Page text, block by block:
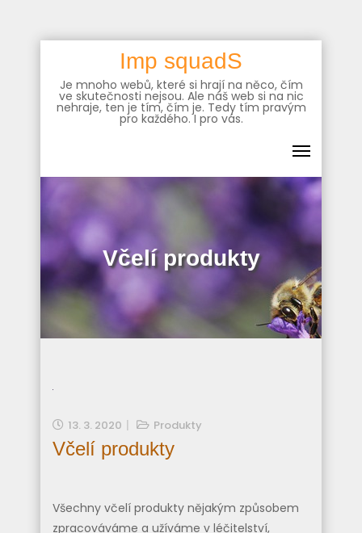
content
Imp squadS
Je mnoho webů, které si hrají na něco, čím
ve skutečnosti nejsou. Ale náš web si na nic
nehraje, ten je tím, čím je. Tedy tím pravým
pro každého. I pro vás.
Včelí produkty
13. 3. 2020 Produkty
Včelí produkty
Všechny včelí produkty nějakým způsobem
zpracováváme a užíváme v léčitelství,